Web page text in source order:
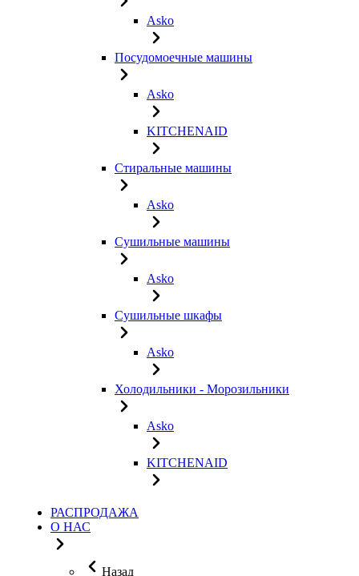
Asko
Посудомоечные машины
Asko
KITCHENAID
Стиральные машины
Asko
Сушильные машины
Asko
Сушильные шкафы
Asko
Холодильники - Морозильники
Asko
KITCHENAID
РАСПРОДАЖА
О НАС
Назад